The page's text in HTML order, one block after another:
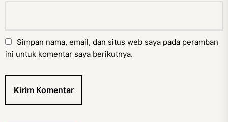
Simpan nama, email, dan situs web saya pada peramban
ini untuk komentar saya berikutnya.